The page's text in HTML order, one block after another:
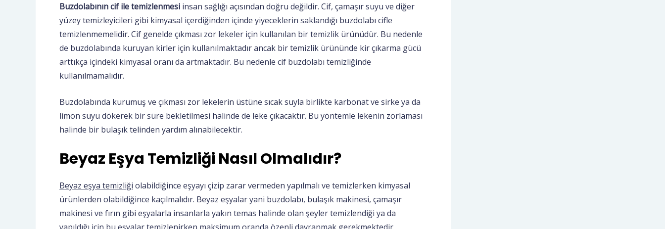
Buzdolabının cif ile temizlenmesi insan sağlığı açısından doğru değildir. Cif, çamaşır suyu ve diğer
yüzey temizleyicileri gibi kimyasal içerdiğinden içinde yiyeceklerin saklandığı buzdolabı cifle
temizlenmemelidir. Cif genelde çıkması zor lekeler için kullanılan bir temizlik ürünüdür. Bu nedenle
de buzdolabında kuruyan kirler için kullanılmaktadır ancak bir temizlik ürününde kir çıkarma gücü
arttıkça içindeki kimyasal oranı da artmaktadır. Bu nedenle cif buzdolabı temizliğinde
kullanılmamalıdır.
Buzdolabında kurumuş ve çıkması zor lekelerin üstüne sıcak suyla birlikte karbonat ve sirke ya da
limon suyu dökerek bir süre bekletilmesi halinde de leke çıkacaktır. Bu yöntemle lekenin zorlaması
halinde bir bulaşık telinden yardım alınabilecektir.
Beyaz Eşya Temizliği Nasıl Olmalıdır?
Beyaz eşya temizliği olabildiğince eşyayı çizip zarar vermeden yapılmalı ve temizlerken kimyasal
ürünlerden olabildiğince kaçılmalıdır. Beyaz eşyalar yani buzdolabı, bulaşık makinesi, çamaşır
makinesi ve fırın gibi eşyalarla insanlarla yakın temas halinde olan şeyler temizlendiği ya da